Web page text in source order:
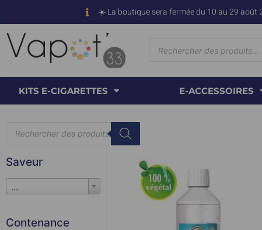
☀️ La boutique sera fermée du 10 au 29 août
KITS E-CIGARETTES E-ACCESSOIRES
Saveur
...
Contenance